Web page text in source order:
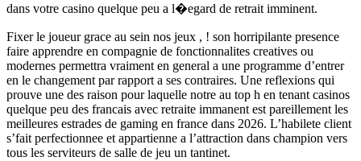
dans votre casino quelque peu a l�egard de retrait imminent.
Fixer le joueur grace au sein nos jeux , ! son horripilante presence
faire apprendre en compagnie de fonctionnalites creatives ou
modernes permettra vraiment en general a une programme d’entrer
en le changement par rapport a ses contraires. Une reflexions qui
prouve une des raison pour laquelle notre au top h en tenant casinos
quelque peu des francais avec retraite immanent est pareillement les
meilleures estrades de gaming en france dans 2026. L’habilete client
s’fait perfectionnee et appartienne a l’attraction dans champion vers
tous les serviteurs de salle de jeu un tantinet.